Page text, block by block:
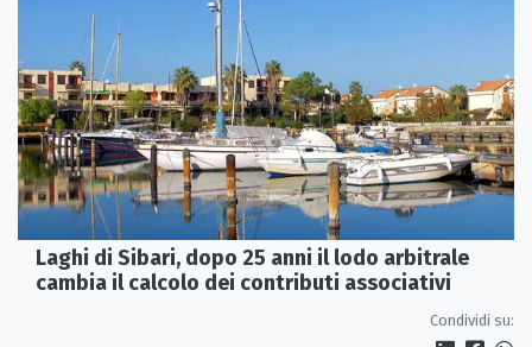
Laghi di Sibari, dopo 25 anni il lodo arbitrale
cambia il calcolo dei contributi associativi
Condividi su: